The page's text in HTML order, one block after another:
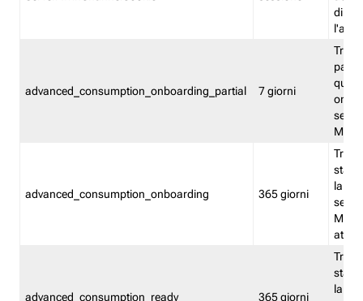
advanced_consumption_onboarding_partial 7 giorni
advanced_consumption_onboarding 365 giorni
stata
la
advanced_consumption_ready 365 giorni
stata
la